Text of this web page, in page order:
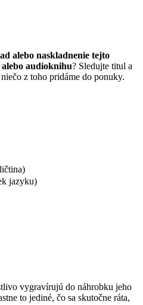
alebo naskladnenie tejto
audioknihu? Sledujte titul a
z toho pridáme do ponuky.
jazyku)
vygravírujú do náhrobku jeho
to jediné, čo sa skutočne ráta,